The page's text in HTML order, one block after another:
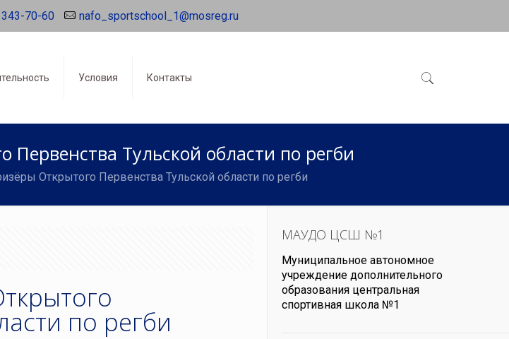
70-60 nafo_sportschool_1@mosreg.ru
Условия Контакты
Тульской области по регби
Открытого Первенства Тульской области по регби
по регби
МАУДО ЦСШ №1
Муниципальное автономное
учреждение дополнительного
образования центральная
спортивная школа №1